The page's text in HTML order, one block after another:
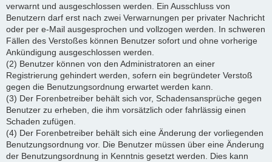
verwarnt und ausgeschlossen werden. Ein Ausschluss von
Benutzern darf erst nach zwei Verwarnungen per privater Nachricht
oder per e-Mail ausgesprochen und vollzogen werden. In schweren
Fällen des Verstoßes können Benutzer sofort und ohne vorherige
Ankündigung ausgeschlossen werden.
(2) Benutzer können von den Administratoren an einer
Registrierung gehindert werden, sofern ein begründeter Verstoß
gegen die Benutzungsordnung erwartet werden kann.
(3) Der Forenbetreiber behält sich vor, Schadensansprüche gegen
Benutzer zu erheben, die ihm vorsätzlich oder fahrlässig einen
Schaden zufügen.
(4) Der Forenbetreiber behält sich eine Änderung der vorliegenden
Benutzungsordnung vor. Die Benutzer müssen über eine Änderung
der Benutzungsordnung in Kenntnis gesetzt werden. Dies kann